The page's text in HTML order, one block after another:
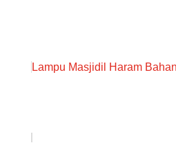
Lampu Masjidil Haram